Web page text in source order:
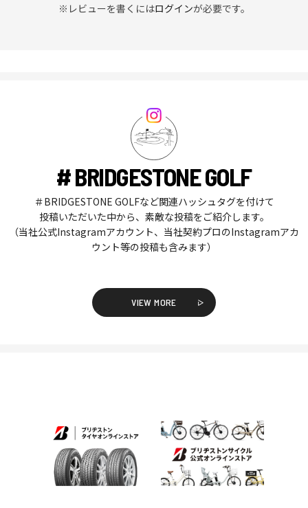
※レビューを書くにはログインが必要です。
# BRIDGESTONE GOLF
＃BRIDGESTONE GOLFなど関連ハッシュタグを付けて
投稿いただいた中から、素敵な投稿をご紹介します。
（当社公式Instagramアカウント、当社契約プロのInstagramアカ
ウント等の投稿も含みます）
VIEW MORE